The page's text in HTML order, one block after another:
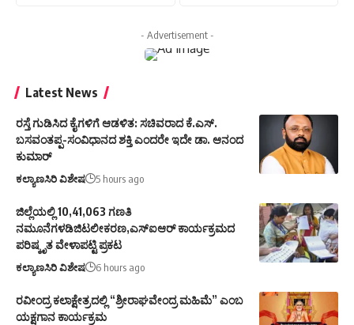
- Advertisement -
Latest News
ರಸ್ತೆ ಗುಡಿಸಿದ ಕೈಗಳಿಗೆ ಆಡಳಿತ: ಸಚಿವರಾದ ಕೆ.ಎಸ್.
ಬಸವಂತಪ್ಪ-ಸಂವಿಧಾನದ ಶಕ್ತಿ ಎಂದರೇ ಇದೇ ಡಾ. ಆನಂದ
ಕುಮಾರ್
ಕಲ್ಯಾಣಸಿರಿ ವಿಶೇಷ 5 hours ago
ಜಿಲ್ಲೆಯಲ್ಲಿ 10,41,063 ಗಣತಿ
ನಮೂನೆಗಳಡಿಜಿಟಲೀಕರಣ,ಎಸ್ಐಆರ್ ಕಾರ್ಯಕ್ರಮದ
ಪರಿಷ್ಕೃತ ವೇಳಾಪಟ್ಟಿ ಪ್ರಕಟ
ಕಲ್ಯಾಣಸಿರಿ ವಿಶೇಷ 6 hours ago
ರವೀಂದ್ರ ಕಲಾಕ್ಷೇತ್ರದಲ್ಲಿ “ಶ್ರೀರಾಘವೇಂದ್ರ ಮಹಿಮೆ” ಎಂಬ
ಯಕ್ಷಗಾನ ಕಾರ್ಯಕ್ರಮ